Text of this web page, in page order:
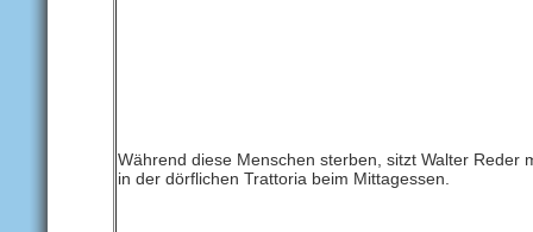
Während diese Menschen sterben, sitzt Walter Reder
in der dörflichen Trattoria beim Mittagessen.